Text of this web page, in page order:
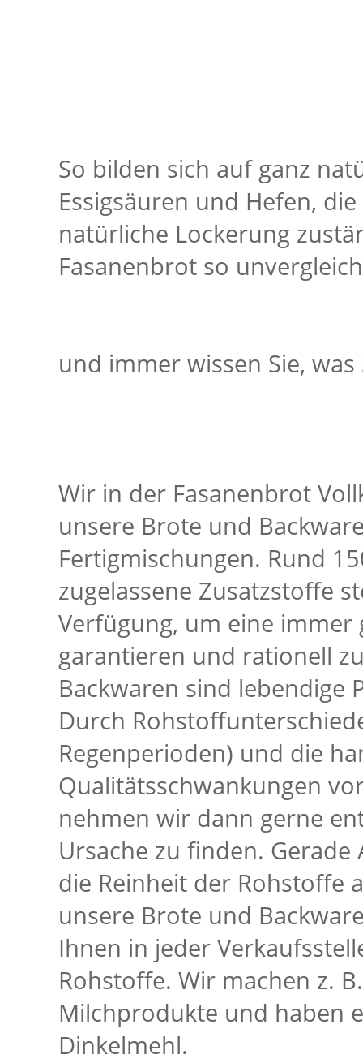
So bilden sich auf ganz
Essigsäuren und Hefen,
natürliche Lockerung
Fasanenbrot so
und immer wissen Sie, was
Wir in der Fasanenbrot
unsere Brote und
Fertigmischungen. Rund
zugelassene Zusatzstoffe
Verfügung, um eine
garantieren und rationell
Backwaren sind lebendige
Durch
Regenperioden) und die
Qualitätsschwankungen
nehmen wir dann gerne
Ursache zu finden.
die Reinheit der Rohstoffe
unsere Brote und
Ihnen in jeder
Rohstoffe. Wir machen z.
Milchprodukte und haben
Dinkelmehl.